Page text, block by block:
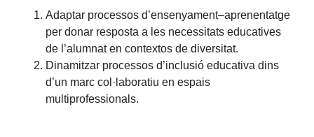
Adaptar processos d’ensenyament–aprenentatge
per donar resposta a les necessitats educatives
de l’alumnat en contextos de diversitat.
Dinamitzar processos d’inclusió educativa dins
d’un marc col·laboratiu en espais
multiprofessionals.